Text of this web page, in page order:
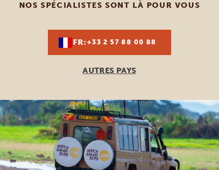
NOS SPÉCIALISTES SONT LÀ POUR VOUS
FR:+33 2 57 88 00 88
AUTRES PAYS